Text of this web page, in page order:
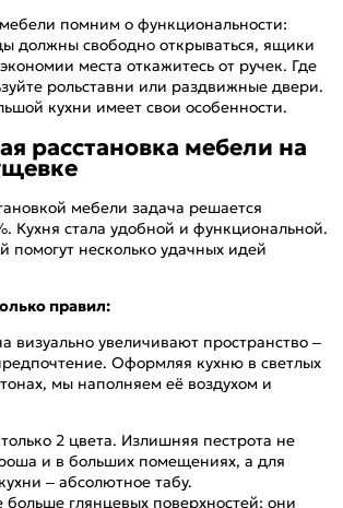
помним о функциональности:
должны свободно открываться, ящики
места откажитесь от ручек. Где
рольставни или раздвижные двери.
кухни имеет свои особенности.
расстановка мебели на
мебели задача решается
Кухня стала удобной и функциональной.
помогут несколько удачных идей
правил:
визуально увеличивают пространство –
Оформляя кухню в светлых
мы наполняем её воздухом и
2 цвета. Излишняя пестрота не
и в больших помещениях, а для
– абсолютное табу.
больше глянцевых поверхностей: они